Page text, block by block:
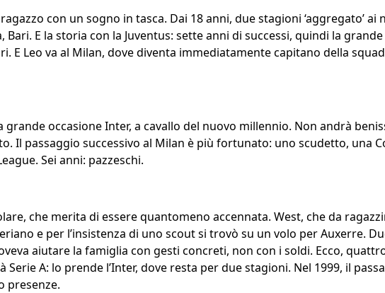
con un sogno in tasca. Dai 18 anni, due stagioni ‘aggregato’ ai
Bari. E la storia con la Juventus: sette anni di successi, quindi la
E Leo va al Milan, dove diventa immediatamente capitano della
grande occasione Inter, a cavallo del nuovo millennio. Non andrà
Il passaggio successivo al Milan è più fortunato: uno scudetto, una
Sei anni: pazzeschi.
che merita di essere quantomeno accennata. West, che da
e per l’insistenza di uno scout si trovò su un volo per Auxerre.
aiutare la famiglia con gesti concreti, non con i soldi. Ecco,
A: lo prende l’Inter, dove resta per due stagioni. Nel 1999, il
presenze.